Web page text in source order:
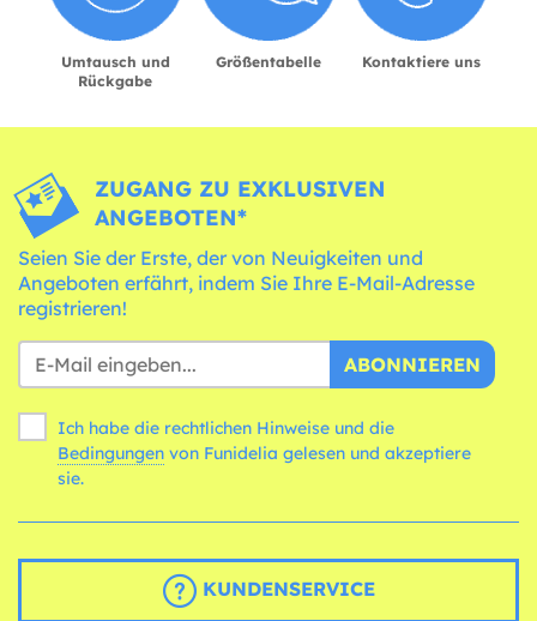
Umtausch und
Rückgabe
Größentabelle Kontaktiere uns
ZUGANG ZU EXKLUSIVEN
ANGEBOTEN*
Seien Sie der Erste, der von Neuigkeiten und
Angeboten erfährt, indem Sie Ihre E-Mail-Adresse
registrieren!
ABONNIEREN
Ich habe die rechtlichen Hinweise und die
Bedingungen
sie.
KUNDENSERVICE